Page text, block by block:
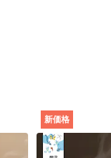
新価格
静岡・焼津